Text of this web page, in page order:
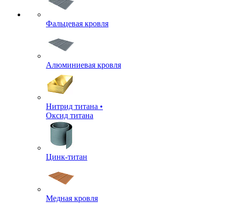
Фальцевая кровля
Алюминиевая кровля
Нитрид титана •
Оксид титана
Цинк-титан
Медная кровля